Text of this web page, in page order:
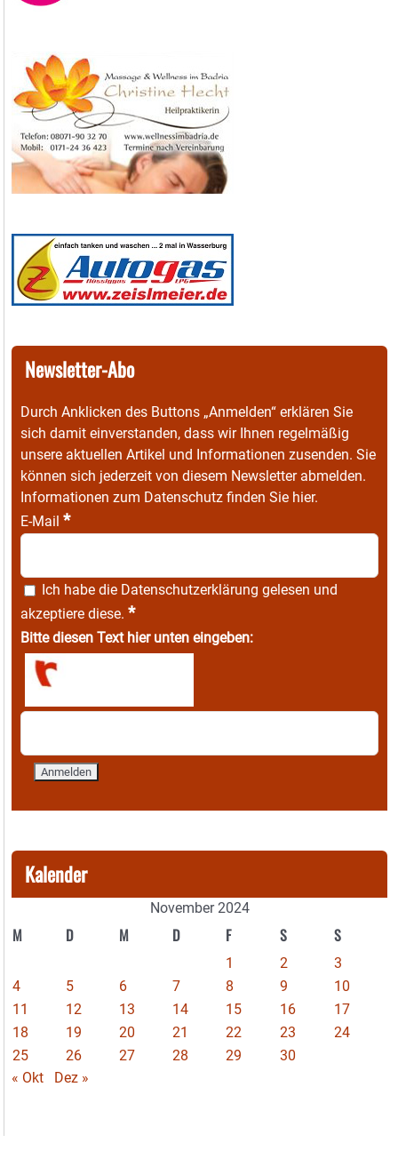
Newsletter-Abo
Durch Anklicken des Buttons „Anmelden“ erklären Sie
sich damit einverstanden, dass wir Ihnen regelmäßig
unsere aktuellen Artikel und Informationen zusenden. Sie
können sich jederzeit von diesem Newsletter abmelden.
Informationen zum Datenschutz finden Sie hier.
E-Mail *
Ich habe die Datenschutzerklärung gelesen und
akzeptiere diese. *
Bitte diesen Text hier unten eingeben:
Kalender
November 2024
M D M D F S S
1 2
3
4
5 6 7 8 9
10
11
12 13 14 15 16
17
18
19 20 21 22 23
24
25
26 27 28 29
30
« Okt
Dez »